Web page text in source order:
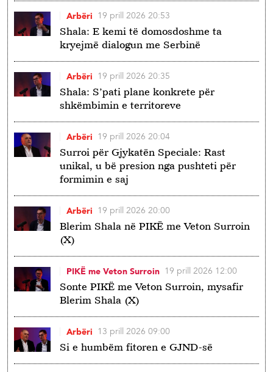
Shala: E kemi të domosdoshme ta
kryejmë dialogun me Serbinë
Arbëri 19 prill 2026 20:53
Shala: S’pati plane konkrete për
shkëmbimin e territoreve
Arbëri 19 prill 2026 20:35
Surroi për Gjykatën Speciale: Rast
unikal, u bë presion nga pushteti për
formimin e saj
Arbëri 19 prill 2026 20:04
Blerim Shala në PIKË me Veton Surroin
(X)
Arbëri 19 prill 2026 20:00
Sonte PIKË me Veton Surroin, mysafir
Blerim Shala (X)
PIKË me Veton Surroin 19 prill 2026 12:00
Si e humbëm fitoren e GJND-së
Arbëri 13 prill 2026 09:00